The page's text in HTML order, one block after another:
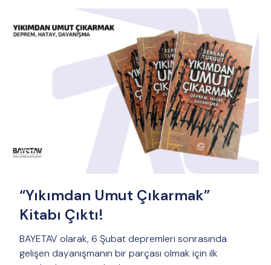
“Yıkımdan Umut Çıkarmak”
Kitabı Çıktı!
BAYETAV olarak, 6 Şubat depremleri sonrasında
gelişen dayanışmanın bir parçası olmak için ilk